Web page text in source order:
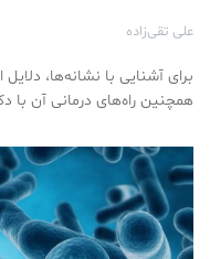
علی تقی‌زاده
برای آشنایی با نشانه‌ها،
همچنین راه‌های درمانی آن با